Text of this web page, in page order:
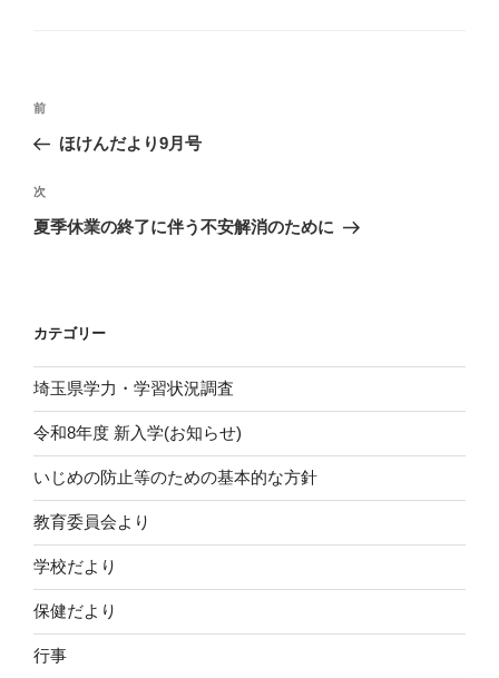
投
ナ
ビ
ゲ
ン
前
の
稿
前
ほけんだより9月号
次
の
次
夏季休業の終了に伴う不安解消のために
カテゴリー
埼玉県学力・学習状況調査
令和8年度 新入学(お知らせ)
いじめの防止等のための基本的な方針
教育委員会より
学校だより
保健だより
行事